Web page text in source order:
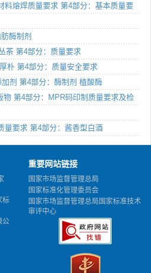
料熔焊质量要求 第4部分：基本质量要
酶制剂
茶 第4部分：质量要求
朴 第4部分：质量安全要求
剂 第4部分：酶制剂 植酸酶
第4部分：MPR码印制质量要求及检
量要求 第4部分：酱香型白酒
标
公
重要网站链接
国家市场监督管理总局
国家标准化管理委员会
国家市场监督管理总局国家标准技术
审评中心